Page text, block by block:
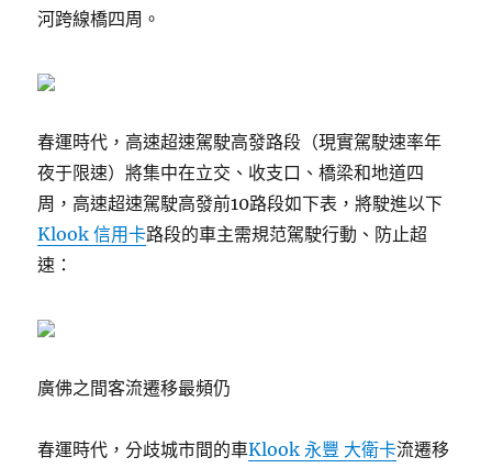
河跨線橋四周。
春運時代，高速超速駕駛高發路段（現實駕駛速率年
夜于限速）將集中在立交、收支口、橋梁和地道四
周，高速超速駕駛高發前10路段如下表，將駛進以下
Klook 信用卡路段的車主需規范駕駛行動、防止超
速：
廣佛之間客流遷移最頻仍
春運時代，分歧城市間的車Klook 永豐 大衛卡流遷移